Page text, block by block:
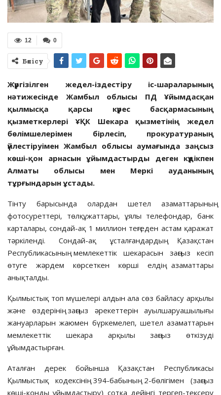
0
12
Бөлісу
Жүргізілген жедел-іздестіру іс-шараларының
нәтижесінде Жамбыл облысы ПД Ұйымдасқан
қылмысқа қарсы күрес басқармасының
қызметкерлері ҰҚК Шекара қызметінің жедел
бөлімшелерімен бірлесіп, прокуратураның
үйлестіруімен Жамбыл облысы аумағында заңсыз
көші-қон арнасын ұйымдастырды деген күдікпен
Алматы облысы мен Меркі ауданының
тұрғындарын ұстады.
Тінту барысында олардан шетел азаматтарының
фотосуреттері, төлқұжаттары, ұялы телефондар, банк
карталары, сондай-ақ 1 миллион теңгеден астам қаражат
тәркіленді. Сондай-ақ ұсталғандардың Қазақстан
Республикасының мемлекеттік шекарасын заңсыз кесіп
өтуге жәрдем көрсеткен көрші елдің азаматтары
анықталды.
Қылмыстық топ мүшелері алдын ала сөз байласу арқылы
және өздерінің заңсыз әрекеттерін ауылшаруашылығы
жануарларын жаюмен бүркемелеп, шетел азаматтарын
мемлекеттік шекара арқылы заңсыз өткізуді
ұйымдастырған.
Аталған дерек бойынша Қазақстан Республикасы
Қылмыстық кодексінің 394-бабының 2-бөлігімен (заңсыз
көші-қонды ұйымдастыру) сотқа дейінгі тергеп-тексеру